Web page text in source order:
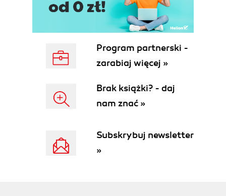
Program partnerski -
zarabiaj więcej »
Brak książki? - daj
nam znać »
Subskrybuj newsletter
»